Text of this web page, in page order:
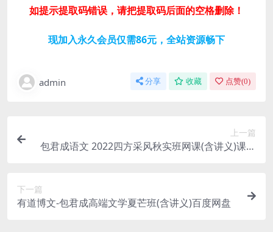
如提示提取码错误，请把提取码后面的空格删除！
现加入永久会员仅需86元，全站资源畅下
admin 分享 收藏 点赞(0)
上一篇
包君成语文 2022四方采风秋实班网课(含讲义)课程
下一篇
有道博文-包君成高端文学夏芒班(含讲义)百度网盘